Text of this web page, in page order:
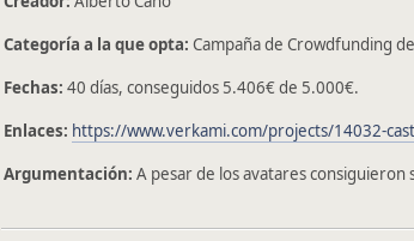
Categoría a la que opta: Campaña de Crowdfunding
Fechas: 40 días, conseguidos 5.406€ de 5.000€.
Enlaces: https://www.verkami.com/projects/14032-
Argumentación: A pesar de los avatares consiguieron